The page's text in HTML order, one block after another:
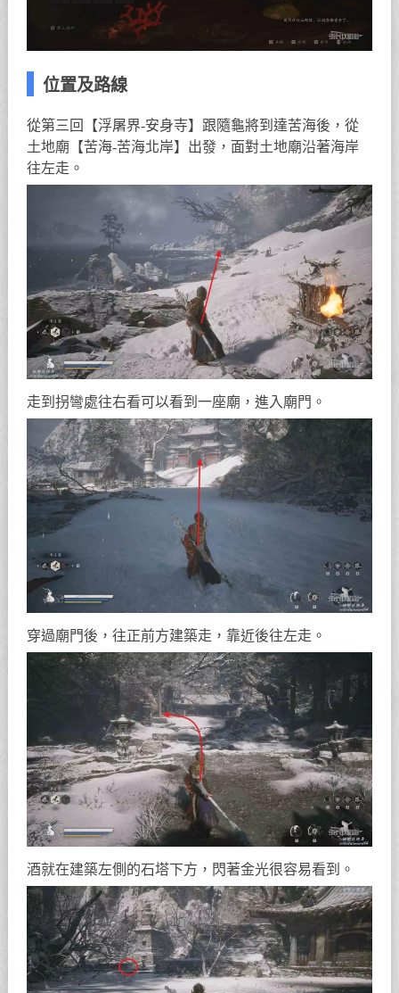
位置及路線
從第三回【浮屠界-安身寺】跟隨龜將到達苦海後，從
土地廟【苦海-苦海北岸】出發，面對土地廟沿著海岸
往左走。
走到拐彎處往右看可以看到一座廟，進入廟門。
穿過廟門後，往正前方建築走，靠近後往左走。
酒就在建築左側的石塔下方，閃著金光很容易看到。